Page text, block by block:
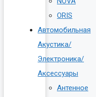
ORIS
Автомобильная
Акустика/
Электроника/
Аксессуары
Антенное